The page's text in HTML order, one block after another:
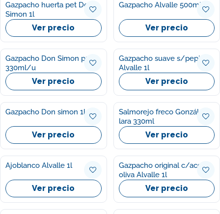
Gazpacho huerta pet Don
Simon 1l
Ver precio
Gazpacho Alvalle 500ml
Ver precio
Gazpacho Don Simon p3
330ml/u
Ver precio
Gazpacho suave s/pepino
Alvalle 1l
Ver precio
Gazpacho Don simon 1l
Ver precio
Salmorejo freco González
lara 330ml
Ver precio
Ajoblanco Alvalle 1l
Ver precio
Gazpacho original c/aceite
oliva Alvalle 1l
Ver precio